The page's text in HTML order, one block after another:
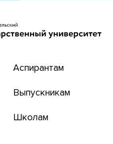
сад
центр коллективного
путь
Аспирантам
Выпускникам
Школам